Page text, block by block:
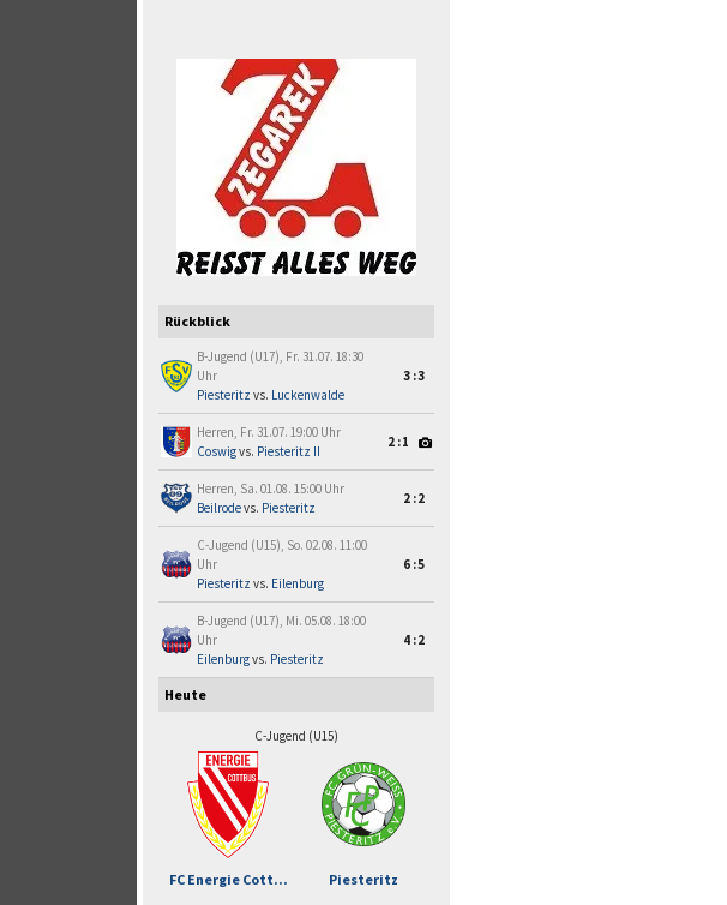
Rückblick
B-Jugend (U17), Fr. 31.07. 18:30
Uhr
Piesteritz vs. Luckenwalde
3:3
Herren, Fr. 31.07. 19:00 Uhr
Coswigvs. Piesteritz II
2:1
Herren, Sa. 01.08. 15:00 Uhr
Beilrodevs. Piesteritz
2:2
C-Jugend (U15), So. 02.08. 11:00
Uhr
Piesteritz vs. Eilenburg
6:5
B-Jugend (U17), Mi. 05.08. 18:00
Uhr
Eilenburgvs. Piesteritz
4:2
Heute
C-Jugend (U15)
FC Energie Cott... Piesteritz